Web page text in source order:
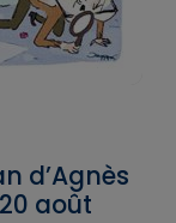
d’Agnès
août